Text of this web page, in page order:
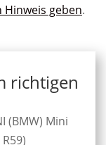
geben.
richtigen
(BMW) Mini